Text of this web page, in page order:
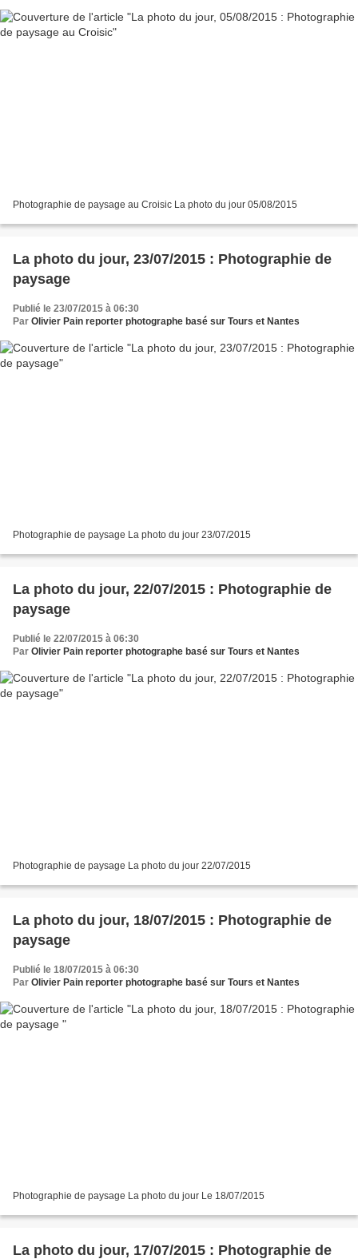
Photographie de paysage au Croisic La photo du jour 05/08/2015
La photo du jour, 23/07/2015 : Photographie de
paysage
Publié le 23/07/2015 à 06:30
Par Olivier Pain reporter photographe basé sur Tours et Nantes
Photographie de paysage La photo du jour 23/07/2015
La photo du jour, 22/07/2015 : Photographie de
paysage
Publié le 22/07/2015 à 06:30
Par Olivier Pain reporter photographe basé sur Tours et Nantes
Photographie de paysage La photo du jour 22/07/2015
La photo du jour, 18/07/2015 : Photographie de
paysage
Publié le 18/07/2015 à 06:30
Par Olivier Pain reporter photographe basé sur Tours et Nantes
Photographie de paysage La photo du jour Le 18/07/2015
La photo du jour, 17/07/2015 : Photographie de